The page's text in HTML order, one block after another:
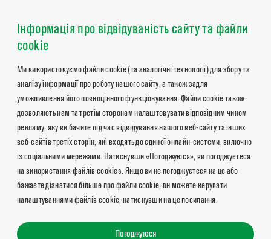
Інформація про відвідуваність сайту та файли
cookie
Ми використовуємо файли cookie (та аналогічні технології) для збору та
аналізу інформації про роботу нашого сайту, а також задля
уможливлення його повноцінного функціонування. Файли cookie також
дозволяють нам та третім сторонам налаштовувати відповідним чином
рекламу, яку ви бачите під час відвідування нашого веб-сайту та інших
веб-сайтів третіх сторін, які входять до єдиної онлайн-системи, включно
із соціальними мережами. Натиснувши «Погоджуюся», ви погоджуєтеся
на використання файлів cookies. Якщо ви не погоджуєтеся на це або
бажаєте дізнатися більше про файли cookie, ви можете керувати
налаштуваннями файлів cookie, натиснувши на це посилання.
Погоджуюся